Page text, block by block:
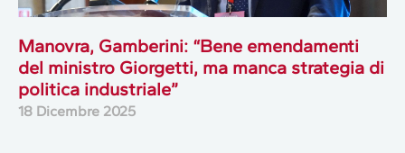
Manovra, Gamberini: “Bene emendamenti
del ministro Giorgetti, ma manca strategia di
politica industriale”
18 Dicembre 2025